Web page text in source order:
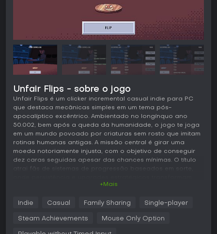
Unfair Flips - sobre o jogo
Unfair Flips é um clicker incremental casual indie para PC
que destaca mecânicas simples em um tema pós-
apocalíptico excêntrico. Ambientado no longínquo ano
50.002, bem após a queda da humanidade, o jogo te joga
em um mundo povoado por criaturas sem rosto que imitam
rotinas humanas antigas. A missão central é girar uma
moeda notoriamente injusta, com o objetivo de conseguir
dez caras seguidas apesar das chances mínimas. O título
atrai fãs de sistemas de progressão baseados em sorte,
frustração em uma satisfação peculiar.
Jogabilidade
O coração de Unfair Flips está em girar repetidamente uma
+Mais
Indie Casual Family Sharing Single-player
Steam Achievements Mouse Only Option